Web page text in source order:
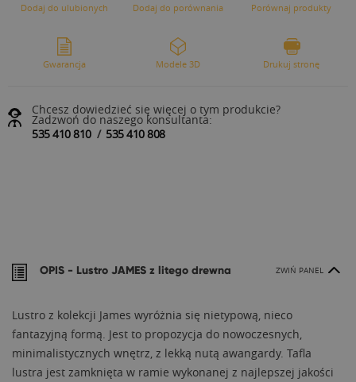
Dodaj do ulubionych Dodaj do porównania Porównaj produkty
Gwarancja Modele 3D Drukuj stronę
Chcesz dowiedzieć się więcej o tym produkcie?
Zadzwoń do naszego konsultanta:
535 410 810/ 535 410 808
OPIS - Lustro JAMES z litego drewna ZWIŃ PANEL
Lustro z kolekcji James wyróżnia się nietypową, nieco
fantazyjną formą. Jest to propozycja do nowoczesnych,
minimalistycznych wnętrz, z lekką nutą awangardy. Tafla
lustra jest zamknięta w ramie wykonanej z najlepszej jakości